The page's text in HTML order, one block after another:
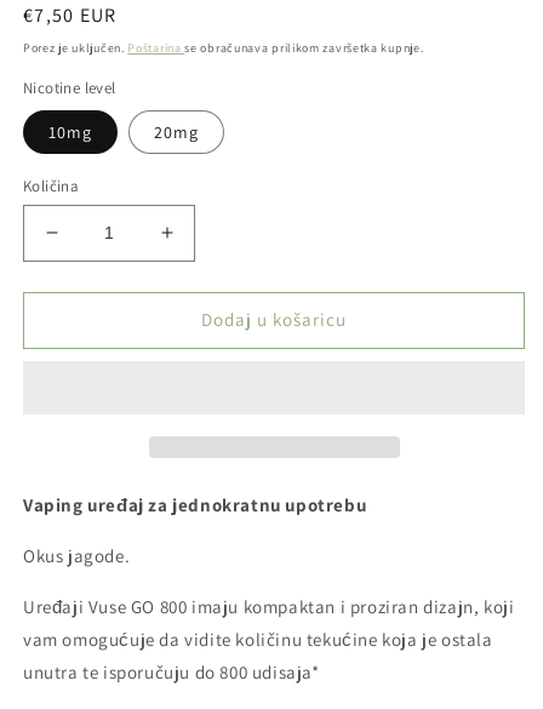
Redovna
cijena
€7,50 EUR
Porez je uključen. Poštarinase obračunava prilikom završetka kupnje.
Nicotine level
10mg 20mg
Količina
Smanji
količinu
proizvoda
GO
Povećaj
količinu
proizvoda
VUSE
GO
Dodaj u košaricu
Vaping uređaj za jednokratnu upotrebu
Okus jagode.
Uređaji Vuse GO 800 imaju kompaktan i proziran dizajn, koji
vam omogućuje da vidite količinu tekućine koja je ostala
unutra te isporučuju do 800 udisaja*